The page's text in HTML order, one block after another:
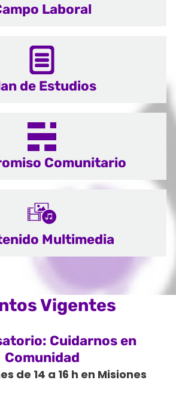
Laboral
de Estudios
Comunitario
Multimedia
Vigentes
Cuidarnos en
Comunidad
de 14 a 16 h en Misiones